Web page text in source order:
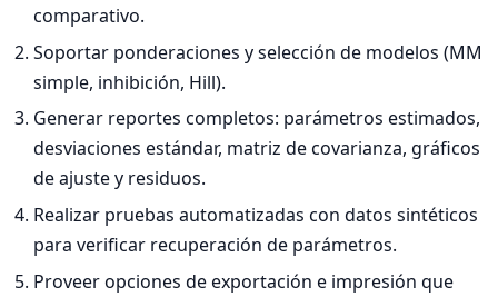
comparativo.
Soportar ponderaciones y selección de modelos (MM
simple, inhibición, Hill).
Generar reportes completos: parámetros estimados,
desviaciones estándar, matriz de covarianza, gráficos
de ajuste y residuos.
Realizar pruebas automatizadas con datos sintéticos
para verificar recuperación de parámetros.
Proveer opciones de exportación e impresión que